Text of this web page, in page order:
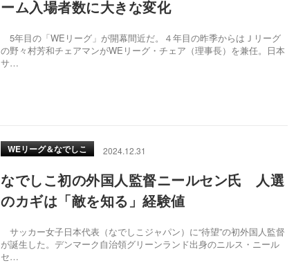
ーム入場者数に大きな変化
5年目の「WEリーグ」が開幕間近だ。４年目の昨季からはＪリーグ
の野々村芳和チェアマンがWEリーグ・チェア（理事長）を兼任。日本
サ…
WEリーグ＆なでしこ 2024.12.31
なでしこ初の外国人監督ニールセン氏 人選
のカギは「敵を知る」経験値
サッカー女子日本代表（なでしこジャパン）に“待望”の初外国人監督
が誕生した。デンマーク自治領グリーンランド出身のニルス・ニール
セ…